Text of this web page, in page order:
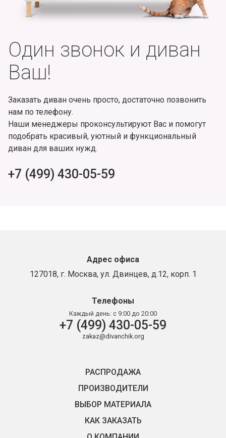
Один звонок и диван
Ваш!
Заказать диван очень просто, достаточно позвонить
нам по телефону.
Наши менеджеры проконсультируют Вас и помогут
подобрать красивый, уютный и функциональный
диван для ваших нужд.
+7 (499) 430-05-59
Адрес офиса
127018, г. Москва, ул. Двинцев, д.12, корп. 1
Телефоны
Каждый день: с 9:00 до 20:00
+7 (499) 430-05-59
zakaz@divanchik.org
РАСПРОДАЖА
ПРОИЗВОДИТЕЛИ
ВЫБОР МАТЕРИАЛА
КАК ЗАКАЗАТЬ